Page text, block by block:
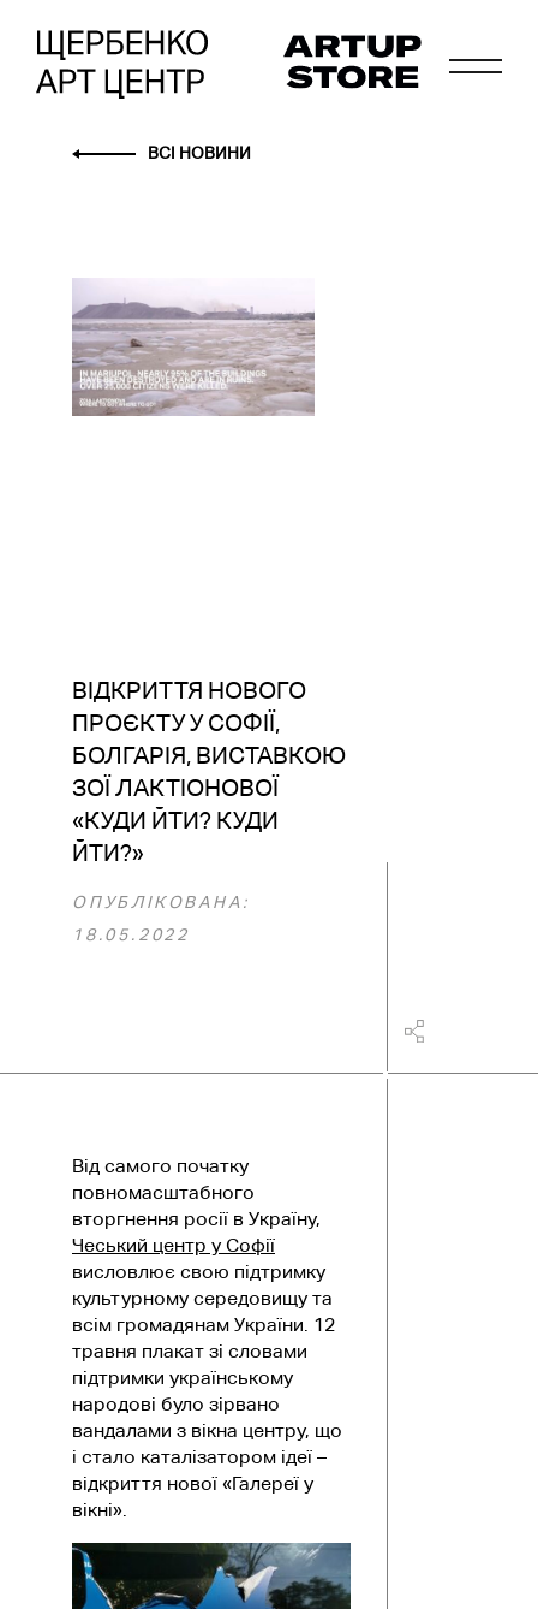
ВСІ НОВИНИ
ВІДКРИТТЯ НОВОГО
ПРОЄКТУ У СОФІЇ,
БОЛГАРІЯ, ВИСТАВКОЮ
ЗОЇ ЛАКТІОНОВОЇ
«КУДИ ЙТИ? КУДИ
ЙТИ?»
ОПУБЛІКОВАНА:
18.05.2022
Від самого початку
повномасштабного
вторгнення росії в Україну,
Чеський центр у Софії
висловлює свою підтримку
культурному середовищу та
всім громадянам України. 12
травня плакат зі словами
підтримки українському
народові було зірвано
вандалами з вікна центру, що
і стало каталізатором ідеї –
відкриття нової «Галереї у
вікні».